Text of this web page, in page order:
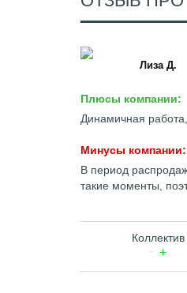
Лиза Д.
Плюсы компании:
Динамичная
Минусы компании:
В период
такие моменты,
Коллектив